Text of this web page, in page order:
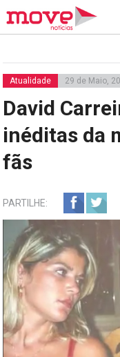
Atualidade 29 de Maio,
David
inéditas da
fãs
PARTILHE: